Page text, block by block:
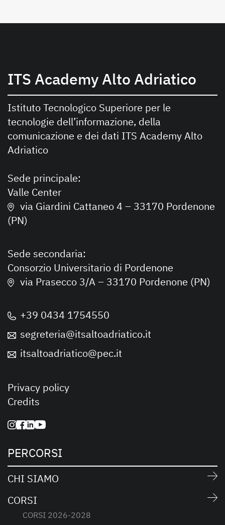
ITS Academy Alto Adriatico
Istituto Tecnologico Superiore per le
tecnologie dell’informazione, della
comunicazione e dei dati ITS Academy Alto
Adriatico
Sede principale:
Valle Center
via Giardini Cattaneo 4 – 33170 Pordenone
(PN)
Sede secondaria:
Consorzio Universitario di Pordenone
via Prasecco 3/A – 33170 Pordenone (PN)
+39 0434 1754550
segreteria@itsaltoadriatico.it
itsaltoadriatico@pec.it
Privacy policy
Credits
PERCORSI
CHI SIAMO
CORSI
CORSI 2026-2028